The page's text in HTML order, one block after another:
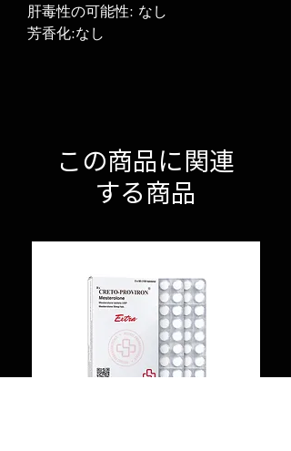
肝毒性の可能性: なし
芳香化:なし
この商品に関連
する商品